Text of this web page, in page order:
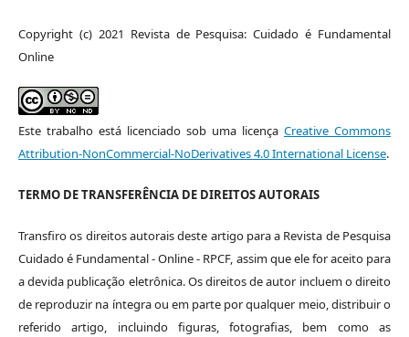
Copyright (c) 2021 Revista de Pesquisa: Cuidado é Fundamental
Online
Este trabalho está licenciado sob uma licença Creative Commons
Attribution-NonCommercial-NoDerivatives 4.0 International License.
TERMO DE TRANSFERÊNCIA DE DIREITOS AUTORAIS
Transfiro os direitos autorais deste artigo para a Revista de Pesquisa
Cuidado é Fundamental - Online - RPCF, assim que ele for aceito para
a devida publicação eletrônica. Os direitos de autor incluem o direito
de reproduzir na íntegra ou em parte por qualquer meio, distribuir o
referido artigo, incluindo figuras, fotografias, bem como as